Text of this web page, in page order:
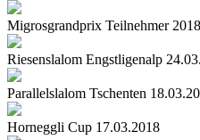
Migrosgrandprix Teilnehmer 2018
Riesenslalom Engstligenalp
Parallelslalom Tschenten
Horneggli Cup 17.03.2018